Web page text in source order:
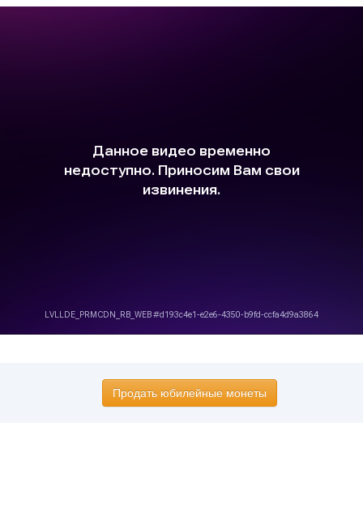
Продать юбилейные монеты